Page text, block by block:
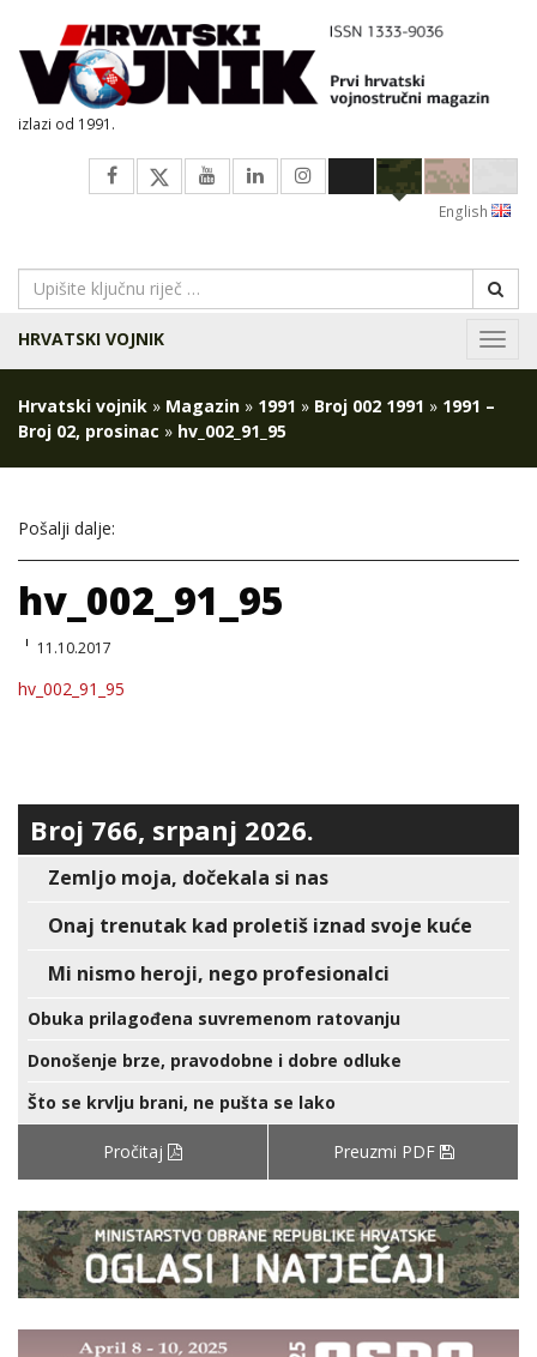
izlazi od 1991.
English
HRVATSKI VOJNIK
Hrvatski vojnik » Magazin » 1991 » Broj 002 1991 » 1991 –
Broj 02, prosinac » hv_002_91_95
Pošalji dalje:
hv_002_91_95
11.10.2017
hv_002_91_95
Broj 766, srpanj 2026.
Zemljo moja, dočekala si nas
Onaj trenutak kad proletiš iznad svoje kuće
Mi nismo heroji, nego profesionalci
Obuka prilagođena suvremenom ratovanju
Donošenje brze, pravodobne i dobre odluke
Što se krvlju brani, ne pušta se lako
Pročitaj Preuzmi PDF